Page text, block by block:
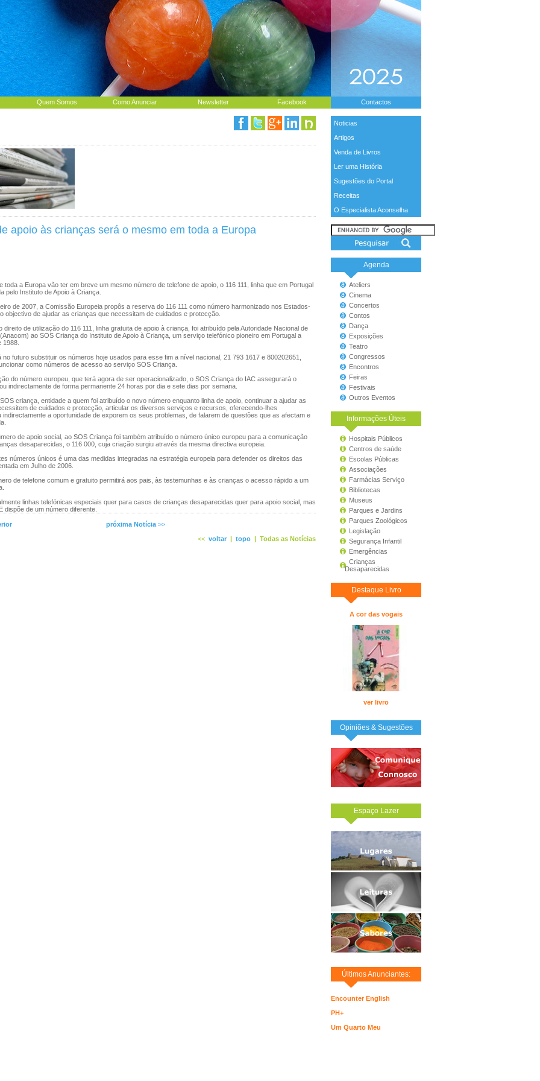
Quem Somos Como Anunciar Newsletter Facebook Contactos
Noticias
Artigos
Venda de Livros
Ler uma História
Sugestões do Portal
Receitas
O Especialista Aconselha
Agenda
Ateliers
Cinema
Concertos
Contos
Dança
Exposições
Teatro
Congressos
Encontros
Feiras
Festivais
Outros Eventos
Informações Úteis
Hospitais Públicos
Centros de saúde
Escolas Públicas
Associações
Farmácias Serviço
Bibliotecas
Museus
Parques e Jardins
Parques Zoológicos
Legislação
Segurança Infantil
Emergências
Crianças
Desaparecidas
Destaque Livro
A cor das vogais
ver livro
Opiniões & Sugestões
Espaço Lazer
Últimos Anunciantes:
Encounter English
PH+
Um Quarto Meu
apoio às crianças será o mesmo em toda a Europa
toda a Europa vão ter em breve um mesmo número de telefone de apoio, o 116 111, linha que em Portugal
pelo Instituto de Apoio à Criança.
de 2007, a Comissão Europeia propôs a reserva do 116 111 como número harmonizado nos Estados-
objectivo de ajudar as crianças que necessitam de cuidados e protecção.
direito de utilização do 116 111, linha gratuita de apoio à criança, foi atribuído pela Autoridade Nacional de
ao SOS Criança do Instituto de Apoio à Criança, um serviço telefónico pioneiro em Portugal a
1988.
no futuro substituir os números hoje usados para esse fim a nível nacional, 21 793 1617 e 800202651,
como números de acesso ao serviço SOS Criança.
do número europeu, que terá agora de ser operacionalizado, o SOS Criança do IAC assegurará o
indirectamente de forma permanente 24 horas por dia e sete dias por semana.
criança, entidade a quem foi atribuído o novo número enquanto linha de apoio, continuar a ajudar as
de cuidados e protecção, articular os diversos serviços e recursos, oferecendo-lhes
indirectamente a oportunidade de exporem os seus problemas, de falarem de questões que as afectam e
de apoio social, ao SOS Criança foi também atribuído o número único europeu para a comunicação
desaparecidas, o 116 000, cuja criação surgiu através da mesma directiva europeia.
números únicos é uma das medidas integradas na estratégia europeia para defender os direitos das
em Julho de 2006.
de telefone comum e gratuito permitirá aos pais, às testemunhas e às crianças o acesso rápido a um
linhas telefónicas especiais quer para casos de crianças desaparecidas quer para apoio social, mas
dispõe de um número diferente.
próxima Notícia >>
<< voltar | topo | Todas as Notícias